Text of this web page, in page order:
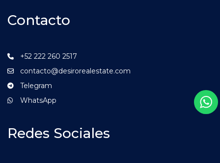
Contacto
+52 222 260 2517
contacto@desirorealestate.com
Telegram
WhatsApp
Redes Sociales